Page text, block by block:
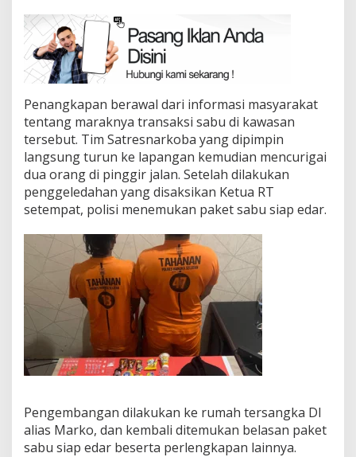
Penangkapan berawal dari informasi masyarakat
tentang maraknya transaksi sabu di kawasan
tersebut. Tim Satresnarkoba yang dipimpin
langsung turun ke lapangan kemudian mencurigai
dua orang di pinggir jalan. Setelah dilakukan
penggeledahan yang disaksikan Ketua RT
setempat, polisi menemukan paket sabu siap edar.
Pengembangan dilakukan ke rumah tersangka DI
alias Marko, dan kembali ditemukan belasan paket
sabu siap edar beserta perlengkapan lainnya.